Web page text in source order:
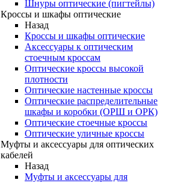
Шнуры оптические (пигтейлы)
Кроссы и шкафы оптические
Назад
Кроссы и шкафы оптические
Аксессуары к оптическим
стоечным кроссам
Оптические кроссы высокой
плотности
Оптические настенные кроссы
Оптические распределительные
шкафы и коробки (ОРШ и ОРК)
Оптические стоечные кроссы
Оптические уличные кроссы
Муфты и аксессуары для оптических
кабелей
Назад
Муфты и аксессуары для